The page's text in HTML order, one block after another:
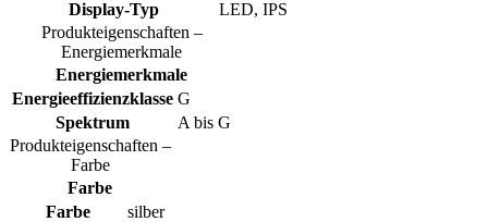
Display-Typ
LED, IPS
Produkteigenschaften –
Energiemerkmale
Energiemerkmale
Energieeffizienzklasse G
Spektrum
A bis G
Produkteigenschaften –
Farbe
Farbe
Farbe
silber